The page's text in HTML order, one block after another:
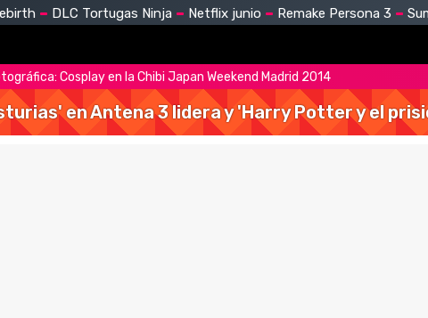
DLC Tortugas Ninja Netflix junio Remake Persona 3
Cosplay en la Chibi Japan Weekend Madrid 2014
en Antena 3 lidera y 'Harry Potter y el